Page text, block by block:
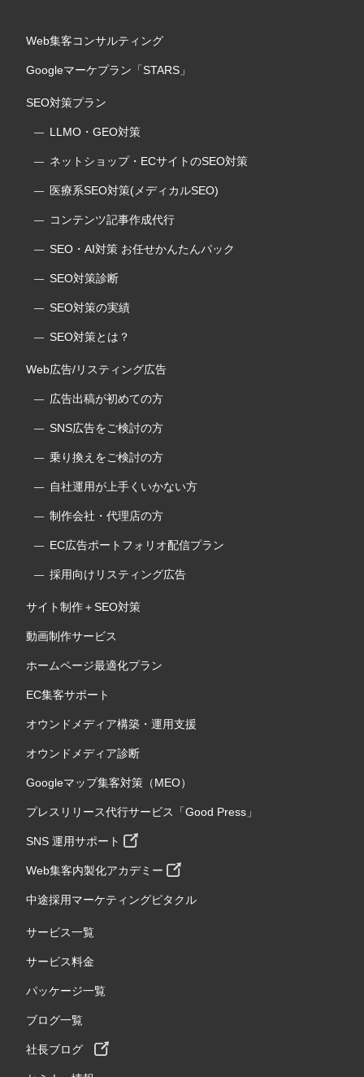
Web集客コンサルティング
Googleマーケプラン「STARS」
SEO対策プラン
LLMO・GEO対策
ネットショップ・ECサイトのSEO対策
医療系SEO対策(メディカルSEO)
コンテンツ記事作成代行
SEO・AI対策 お任せかんたんパック
SEO対策診断
SEO対策の実績
SEO対策とは？
Web広告/リスティング広告
広告出稿が初めての方
SNS広告をご検討の方
乗り換えをご検討の方
自社運用が上手くいかない方
制作会社・代理店の方
EC広告ポートフォリオ配信プラン
採用向けリスティング広告
サイト制作＋SEO対策
動画制作サービス
ホームページ最適化プラン
EC集客サポート
オウンドメディア構築・運用支援
オウンドメディア診断
Googleマップ集客対策（MEO）
プレスリリース代行サービス「Good Press」
SNS 運用サポート
Web集客内製化アカデミー
中途採用マーケティングピタクル
サービス一覧
サービス料金
パッケージ一覧
ブログ一覧
社長ブログ